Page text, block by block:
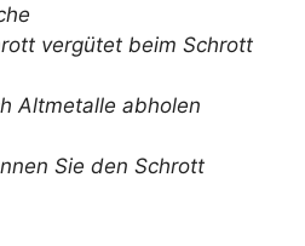
vergütet beim Schrott
Altmetalle abholen
Sie den Schrott